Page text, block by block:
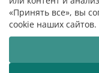
оценка 4,9
на основании
«Принять все», вы
cookie наших сайтов.